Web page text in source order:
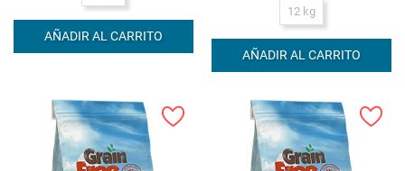
AÑADIR AL CARRITO
12 kg
AÑADIR AL CARRITO